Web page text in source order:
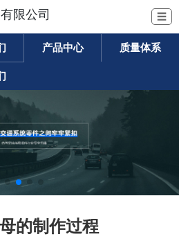
限公司 ☰
产品中心 质量体系
的制作过程